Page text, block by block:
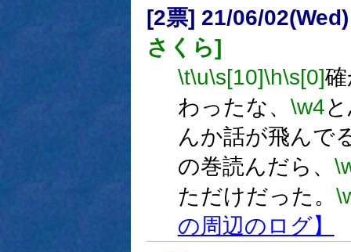
[2票] 21/06/
さくら]
\t\u\s[10]\h\s[0]
わったな、 \w4
んか話が飛んで
の巻読んだら、
ただけだった。
の周辺のログ】